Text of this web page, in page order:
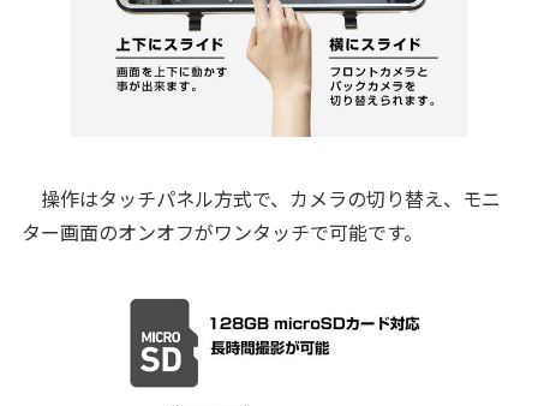
操作はタッチパネル方式で、カメラの切り替え、モニ
ター画面のオンオフがワンタッチで可能です。